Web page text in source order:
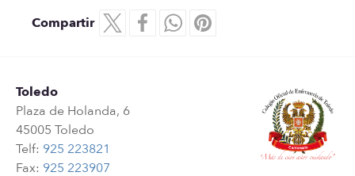
Compartir
Toledo
Plaza de Holanda, 6
45005 Toledo
Telf: 925 223821
Fax: 925 223907